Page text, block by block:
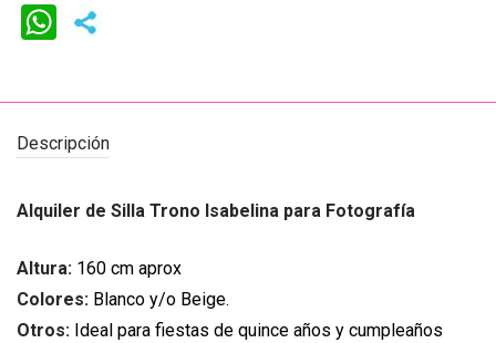
WhatsApp
Descripción
Alquiler de Silla Trono Isabelina para Fotografía
Altura: 160 cm aprox
Colores: Blanco y/o Beige.
Otros: Ideal para fiestas de quince años y cumpleaños